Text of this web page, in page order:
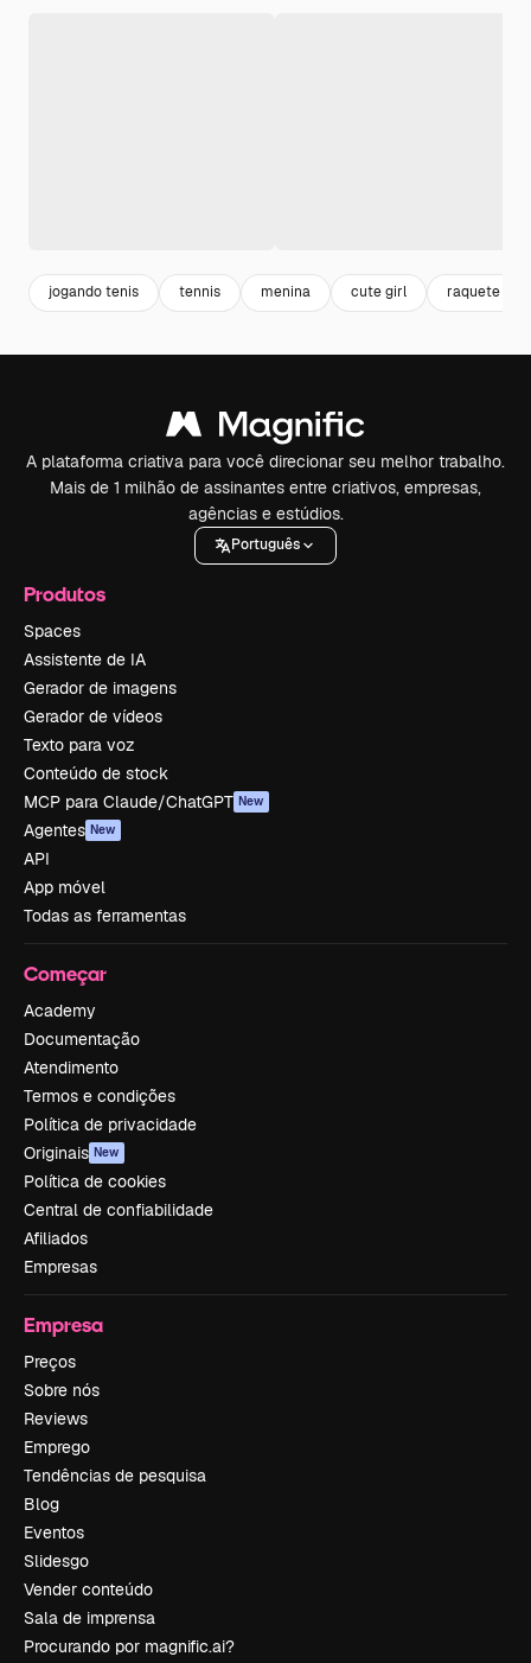
jogando tenis tennis menina cute girl raquete
A plataforma criativa para você direcionar seu melhor trabalho.
Mais de 1 milhão de assinantes entre criativos, empresas,
agências e estúdios.
Português
Produtos
Spaces
Assistente de IA
Gerador de imagens
Gerador de vídeos
Texto para voz
Conteúdo de stock
MCP para Claude/ChatGPT New
Agentes New
API
App móvel
Todas as ferramentas
Começar
Academy
Documentação
Atendimento
Termos e condições
Política de privacidade
Originais New
Política de cookies
Central de confiabilidade
Afiliados
Empresas
Empresa
Preços
Sobre nós
Reviews
Emprego
Tendências de pesquisa
Blog
Eventos
Slidesgo
Vender conteúdo
Sala de imprensa
Procurando por magnific.ai?